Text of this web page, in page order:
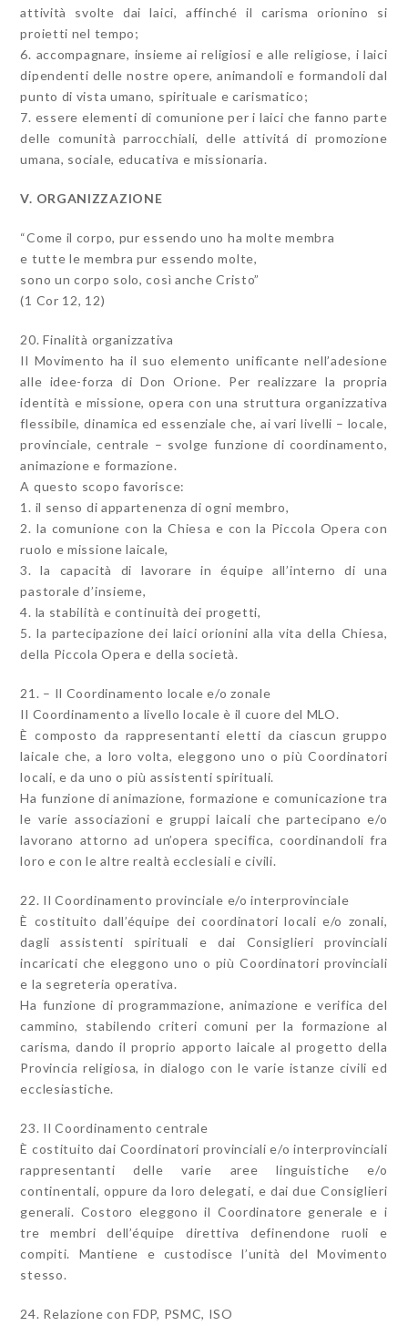
attività svolte dai laici, affinché il carisma orionino si
proietti nel tempo;
6. accompagnare, insieme ai religiosi e alle religiose, i laici
dipendenti delle nostre opere, animandoli e formandoli dal
punto di vista umano, spirituale e carismatico;
7. essere elementi di comunione per i laici che fanno parte
delle comunità parrocchiali, delle attivitá di promozione
umana, sociale, educativa e missionaria.
V. ORGANIZZAZIONE
“Come il corpo, pur essendo uno ha molte membra
e tutte le membra pur essendo molte,
sono un corpo solo, così anche Cristo”
(1 Cor 12, 12)
20. Finalità organizzativa
Il Movimento ha il suo elemento unificante nell’adesione
alle idee-forza di Don Orione. Per realizzare la propria
identità e missione, opera con una struttura organizzativa
flessibile, dinamica ed essenziale che, ai vari livelli – locale,
provinciale, centrale – svolge funzione di coordinamento,
animazione e formazione.
A questo scopo favorisce:
1. il senso di appartenenza di ogni membro,
2. la comunione con la Chiesa e con la Piccola Opera con
ruolo e missione laicale,
3. la capacità di lavorare in équipe all’interno di una
pastorale d’insieme,
4. la stabilità e continuità dei progetti,
5. la partecipazione dei laici orionini alla vita della Chiesa,
della Piccola Opera e della società.
21. – Il Coordinamento locale e/o zonale
Il Coordinamento a livello locale è il cuore del MLO.
È composto da rappresentanti eletti da ciascun gruppo
laicale che, a loro volta, eleggono uno o più Coordinatori
locali, e da uno o più assistenti spirituali.
Ha funzione di animazione, formazione e comunicazione tra
le varie associazioni e gruppi laicali che partecipano e/o
lavorano attorno ad un’opera specifica, coordinandoli fra
loro e con le altre realtà ecclesiali e civili.
22. Il Coordinamento provinciale e/o interprovinciale
È costituito dall’équipe dei coordinatori locali e/o zonali,
dagli assistenti spirituali e dai Consiglieri provinciali
incaricati che eleggono uno o più Coordinatori provinciali
e la segreteria operativa.
Ha funzione di programmazione, animazione e verifica del
cammino, stabilendo criteri comuni per la formazione al
carisma, dando il proprio apporto laicale al progetto della
Provincia religiosa, in dialogo con le varie istanze civili ed
ecclesiastiche.
23. Il Coordinamento centrale
È costituito dai Coordinatori provinciali e/o interprovinciali
rappresentanti delle varie aree linguistiche e/o
continentali, oppure da loro delegati, e dai due Consiglieri
generali. Costoro eleggono il Coordinatore generale e i
tre membri dell’équipe direttiva definendone ruoli e
compiti. Mantiene e custodisce l’unità del Movimento
stesso.
24. Relazione con FDP, PSMC, ISO